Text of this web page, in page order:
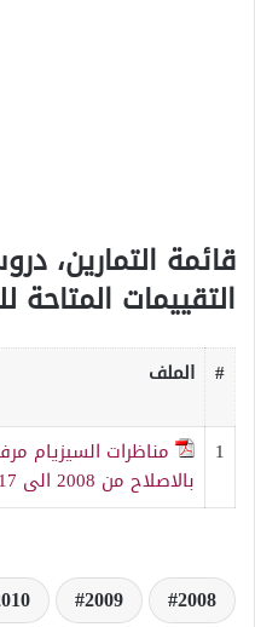
قائمة التمارين،
التقييمات المتاحة
# الملف
1
مناظرات السيزيام
بالاصلاح من 2008 الى 2017
2008
2009